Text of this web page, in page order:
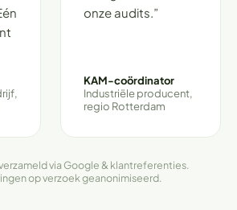
onze audits.”
KAM-coördinator
Industriële producent,
regio Rotterdam
via Google & klantreferenties.
op verzoek geanonimiseerd.